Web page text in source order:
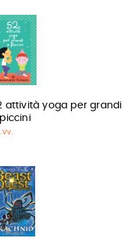
attività yoga per grandi